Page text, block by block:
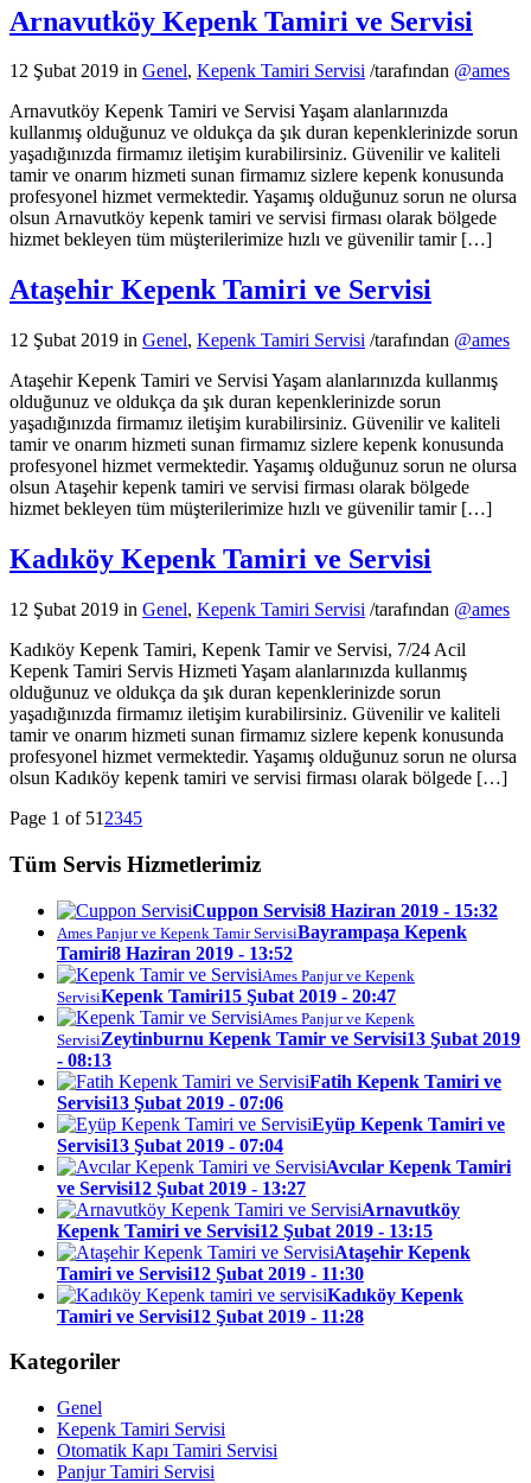
Arnavutköy Kepenk Tamiri ve Servisi
12 Şubat 2019 in Genel, Kepenk Tamiri Servisi /tarafından @ames
Arnavutköy Kepenk Tamiri ve Servisi Yaşam alanlarınızda
kullanmış olduğunuz ve oldukça da şık duran kepenklerinizde sorun
yaşadığınızda firmamız iletişim kurabilirsiniz. Güvenilir ve kaliteli
tamir ve onarım hizmeti sunan firmamız sizlere kepenk konusunda
profesyonel hizmet vermektedir. Yaşamış olduğunuz sorun ne olursa
olsun Arnavutköy kepenk tamiri ve servisi firması olarak bölgede
hizmet bekleyen tüm müşterilerimize hızlı ve güvenilir tamir […]
Ataşehir Kepenk Tamiri ve Servisi
12 Şubat 2019 in Genel, Kepenk Tamiri Servisi /tarafından @ames
Ataşehir Kepenk Tamiri ve Servisi Yaşam alanlarınızda kullanmış
olduğunuz ve oldukça da şık duran kepenklerinizde sorun
yaşadığınızda firmamız iletişim kurabilirsiniz. Güvenilir ve kaliteli
tamir ve onarım hizmeti sunan firmamız sizlere kepenk konusunda
profesyonel hizmet vermektedir. Yaşamış olduğunuz sorun ne olursa
olsun Ataşehir kepenk tamiri ve servisi firması olarak bölgede
hizmet bekleyen tüm müşterilerimize hızlı ve güvenilir tamir […]
Kadıköy Kepenk Tamiri ve Servisi
12 Şubat 2019 in Genel, Kepenk Tamiri Servisi /tarafından @ames
Kadıköy Kepenk Tamiri, Kepenk Tamir ve Servisi, 7/24 Acil
Kepenk Tamiri Servis Hizmeti Yaşam alanlarınızda kullanmış
olduğunuz ve oldukça da şık duran kepenklerinizde sorun
yaşadığınızda firmamız iletişim kurabilirsiniz. Güvenilir ve kaliteli
tamir ve onarım hizmeti sunan firmamız sizlere kepenk konusunda
profesyonel hizmet vermektedir. Yaşamış olduğunuz sorun ne olursa
olsun Kadıköy kepenk tamiri ve servisi firması olarak bölgede […]
Page 1 of 51 2345
Tüm Servis Hizmetlerimiz
Cuppon Servisi8 Haziran 2019 - 15:32
Ames Panjur ve Kepenk Tamir ServisiBayrampaşa Kepenk
Tamiri8 Haziran 2019 - 13:52
Ames Panjur ve Kepenk
ServisiKepenk Tamiri15 Şubat 2019 - 20:47
Ames Panjur ve Kepenk
ServisiZeytinburnu Kepenk Tamir ve Servisi13 Şubat 2019
- 08:13
Fatih Kepenk Tamiri ve
Servisi13 Şubat 2019 - 07:06
Eyüp Kepenk Tamiri ve
Servisi13 Şubat 2019 - 07:04
Avcılar Kepenk Tamiri
ve Servisi12 Şubat 2019 - 13:27
Arnavutköy
Kepenk Tamiri ve Servisi12 Şubat 2019 - 13:15
Ataşehir Kepenk
Tamiri ve Servisi12 Şubat 2019 - 11:30
Kadıköy Kepenk
Tamiri ve Servisi12 Şubat 2019 - 11:28
Kategoriler
Genel
Kepenk Tamiri Servisi
Otomatik Kapı Tamiri Servisi
Panjur Tamiri Servisi